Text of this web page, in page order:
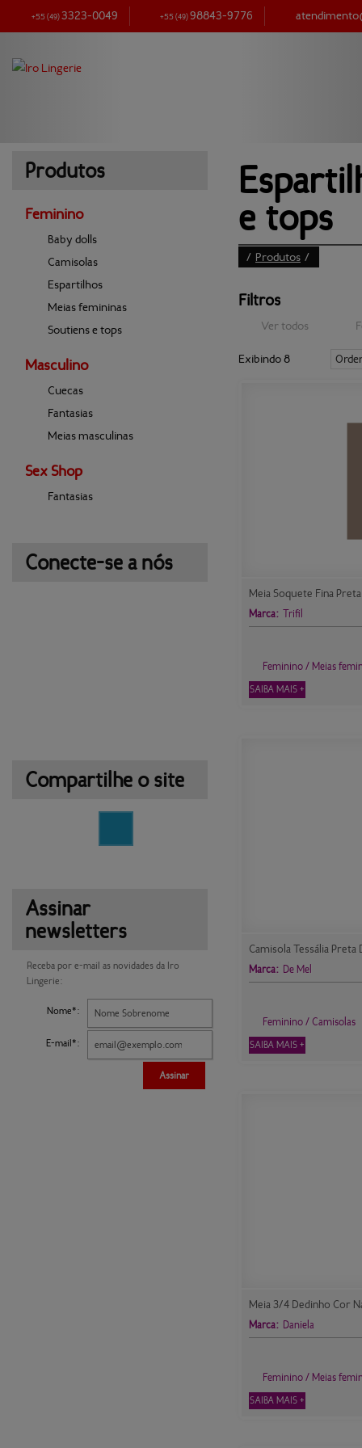
+55(49)3323-0049 +55(49)98843-9776
Produtos
Feminino
Baby dolls
Camisolas
Espartilhos
Meias femininas
Soutiens e tops
Masculino
Cuecas
Fantasias
Meias masculinas
Sex Shop
Fantasias
Conecte-se a nós
Compartilhe o site
Assinar
newsletters
Receba por e-mail as novidades da Iro
Lingerie:
Nome*:
E-mail*:
Assinar
e tops
/ Produtos /
Filtros
Ver todos
Exibindo 8
Meia Soquete Fina
Marca: Trifil
Feminino / Meias
SAIBA MAIS +
Camisola Tessália Preta
Marca: De Mel
Feminino / Camisolas
SAIBA MAIS +
Meia 3/4 Dedinho Cor
Marca: Daniela
Feminino / Meias
SAIBA MAIS +